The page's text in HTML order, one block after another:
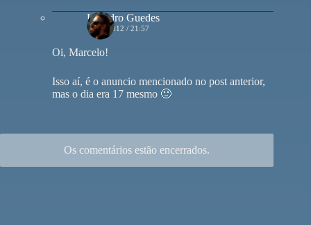
Leandro Guedes
17/10/2012 / 21:57
Oi, Marcelo!
Isso aí, é o anuncio mencionado no post anterior,
mas o dia era 17 mesmo 🙂
Os comentários estão encerrados.